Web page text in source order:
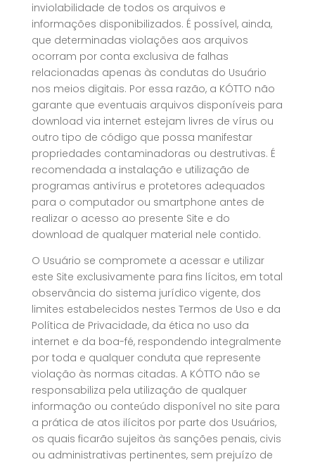
inviolabilidade de todos os arquivos e
informações disponibilizados. É possível, ainda,
que determinadas violações aos arquivos
ocorram por conta exclusiva de falhas
relacionadas apenas às condutas do Usuário
nos meios digitais. Por essa razão, a KÓTTO não
garante que eventuais arquivos disponíveis para
download via internet estejam livres de vírus ou
outro tipo de código que possa manifestar
propriedades contaminadoras ou destrutivas. É
recomendada a instalação e utilização de
programas antivírus e protetores adequados
para o computador ou smartphone antes de
realizar o acesso ao presente Site e do
download de qualquer material nele contido.
O Usuário se compromete a acessar e utilizar
este Site exclusivamente para fins lícitos, em total
observância do sistema jurídico vigente, dos
limites estabelecidos nestes Termos de Uso e da
Política de Privacidade, da ética no uso da
internet e da boa-fé, respondendo integralmente
por toda e qualquer conduta que represente
violação às normas citadas. A KÓTTO não se
responsabiliza pela utilização de qualquer
informação ou conteúdo disponível no site para
a prática de atos ilícitos por parte dos Usuários,
os quais ficarão sujeitos às sanções penais, civis
ou administrativas pertinentes, sem prejuízo de